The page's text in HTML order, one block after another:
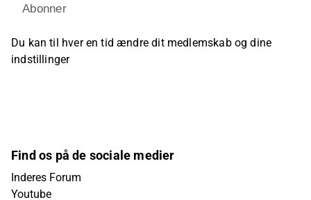
Abonner
Du kan til hver en tid ændre dit medlemskab og dine
indstillinger
Find os på de sociale medier
Inderes Forum
Youtube